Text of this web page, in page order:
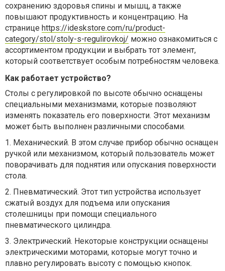
сохранению здоровья спины и мышц, а также
повышают продуктивность и концентрацию. На
странице https://ideskstore.com/ru/product-
category/stol/stoly-s-regulirovkoj/ можно ознакомиться с
ассортиментом продукции и выбрать тот элемент,
который соответствует особым потребностям человека.
Как работает устройство?
Столы с регулировкой по высоте обычно оснащены
специальными механизмами, которые позволяют
изменять показатель его поверхности. Этот механизм
может быть выполнен различными способами.
1. Механический. В этом случае прибор обычно оснащен
ручкой или механизмом, который пользователь может
поворачивать для поднятия или опускания поверхности
стола.
2. Пневматический. Этот тип устройства использует
сжатый воздух для подъема или опускания
столешницы при помощи специального
пневматического цилиндра.
3. Электрический. Некоторые конструкции оснащены
электрическими моторами, которые могут точно и
плавно регулировать высоту с помощью кнопок.